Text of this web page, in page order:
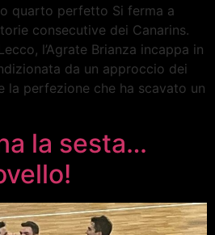
quarto perfetto Si ferma a
consecutive dei Canarins.
l’Agrate Brianza incappa in
da un approccio dei
la perfezione che ha scavato un
la sesta…